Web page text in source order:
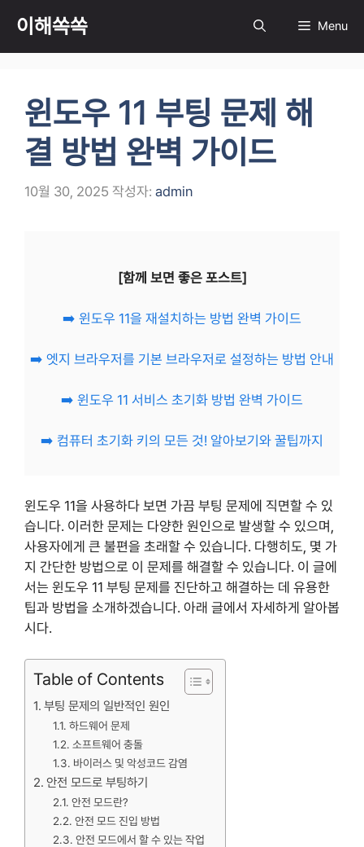
츠
이해쏙쏙 Menu
윈도우 11 부팅 문제 해
결 방법 완벽 가이드
10월 30, 2025 작성자: admin
[함께 보면 좋은 포스트]
➡️ 윈도우 11을 재설치하는 방법 완벽 가이드
➡️ 엣지 브라우저를 기본 브라우저로 설정하는 방법 안내
➡️ 윈도우 11 서비스 초기화 방법 완벽 가이드
➡️ 컴퓨터 초기화 키의 모든 것! 알아보기와 꿀팁까지
윈도우 11을 사용하다 보면 가끔 부팅 문제에 직면할 수 있
습니다. 이러한 문제는 다양한 원인으로 발생할 수 있으며,
사용자에게 큰 불편을 초래할 수 있습니다. 다행히도, 몇 가
지 간단한 방법으로 이 문제를 해결할 수 있습니다. 이 글에
서는 윈도우 11 부팅 문제를 진단하고 해결하는 데 유용한
팁과 방법을 소개하겠습니다. 아래 글에서 자세하게 알아봅
시다.
Table of Contents
부팅 문제의 일반적인 원인
하드웨어 문제
소프트웨어 충돌
바이러스 및 악성코드 감염
안전 모드로 부팅하기
안전 모드란?
안전 모드 진입 방법
안전 모드에서 할 수 있는 작업